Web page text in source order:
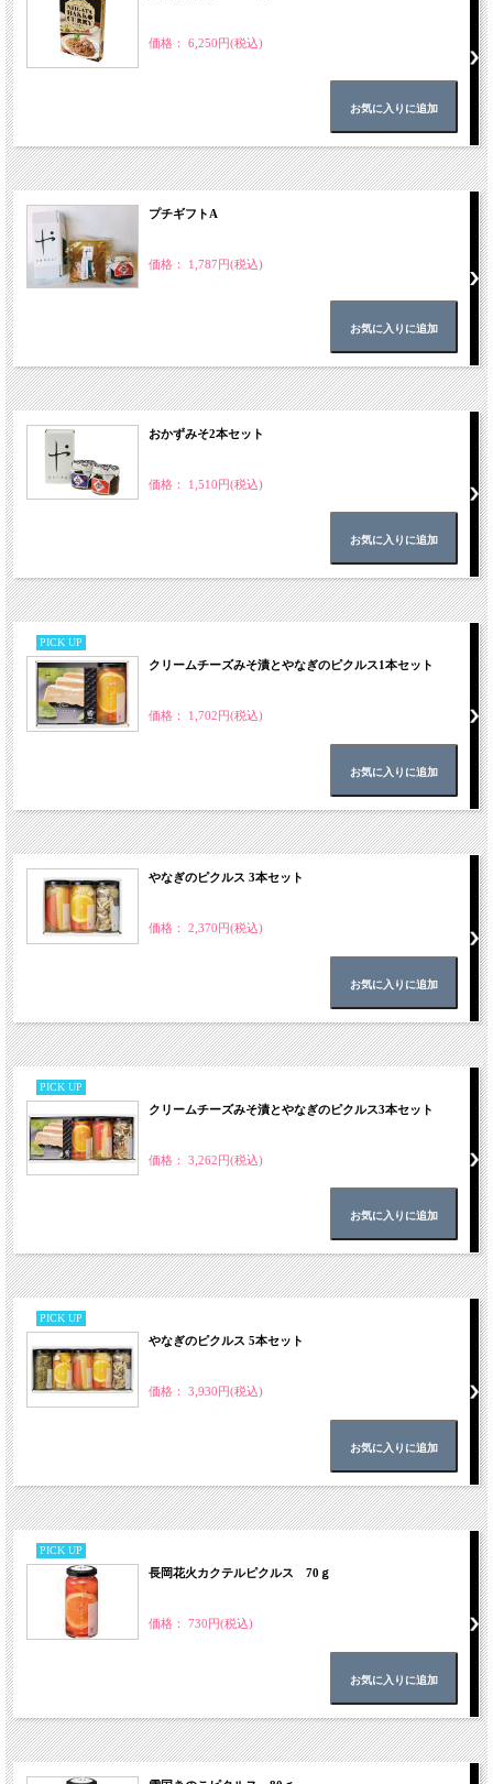
価格： 6,250円(税込)
プチギフトA
価格： 1,787円(税込)
おかずみそ2本セット
価格： 1,510円(税込)
PICK UP
クリームチーズみそ漬とやなぎのピクルス1本セット
価格： 1,702円(税込)
やなぎのピクルス 3本セット
価格： 2,370円(税込)
PICK UP
クリームチーズみそ漬とやなぎのピクルス3本セット
価格： 3,262円(税込)
PICK UP
やなぎのピクルス 5本セット
価格： 3,930円(税込)
PICK UP
長岡花火カクテルピクルス 70ｇ
価格： 730円(税込)